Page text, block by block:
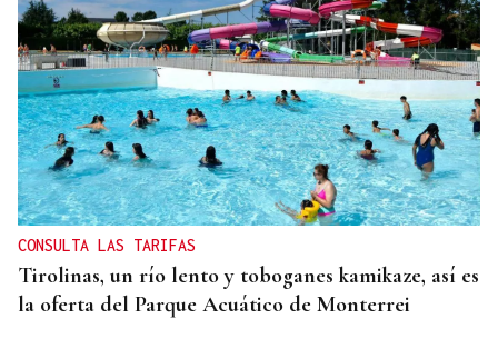
CONSULTA LAS TARIFAS
Tirolinas, un río lento y toboganes kamikaze, así es
la oferta del Parque Acuático de Monterrei